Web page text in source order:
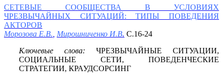
СЕТЕВЫЕ СООБЩЕСТВА В УСЛОВИЯХ
ЧРЕЗВЫЧАЙНЫХ СИТУАЦИЙ: ТИПЫ ПОВЕДЕНИЯ
АКТОРОВ
Морозова Е.В. Мирошниченко И.В. С.16-24
Ключевые слова: ЧРЕЗВЫЧАЙНЫЕ СИТУАЦИИ,
СОЦИАЛЬНЫЕ СЕТИ, ПОВЕДЕНЧЕСКИЕ
СТРАТЕГИИ, КРАУДСОРСИНГ